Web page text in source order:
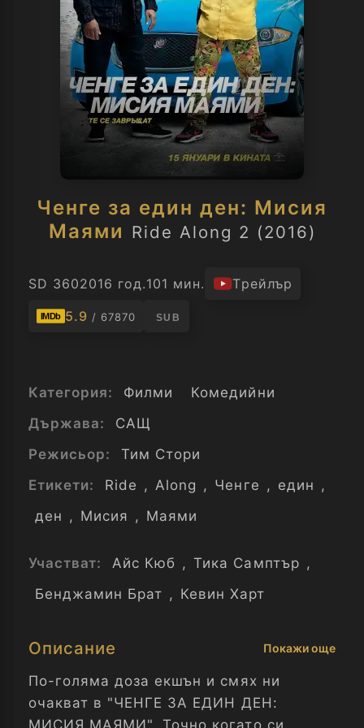
Ченге за един ден: Мисия
Маями Ride Along 2 (2016)
SD 3602016 год.101 мин. Трейлър
IMDb 5.9 / 67870 SUB
Категория: Филми
Комедийни
Държава:
САЩ
Режисьор:
Тим Стори
Етикети:
Ride , Along , Ченге , един ,
ден , Мисия , Маями
Участват: Айс Кюб , Тика Самптър ,
Бенджамин Брат , Кевин Харт
Описание Покажи още
По-голяма доза екшън и смях ни
очакват в "ЧЕНГЕ ЗА ЕДИН ДЕН:
МИСИЯ МАЯМИ". Точно когато си